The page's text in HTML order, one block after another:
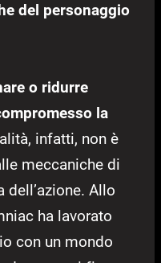
del personaggio
o ridurre
la
infatti, non è
meccaniche di
Allo
ha lavorato
con un mondo